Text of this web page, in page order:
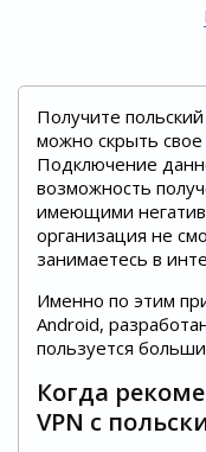
Получите
можно скрыть
Подключение
возможность
имеющими
организация не
занимаетесь в
Именно по этим
Android,
пользуется
Когда
VPN с